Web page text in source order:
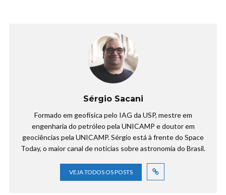
Sérgio Sacani
Formado em geofísica pelo IAG da USP, mestre em
engenharia do petróleo pela UNICAMP e doutor em
geociências pela UNICAMP. Sérgio está à frente do Space
Today, o maior canal de notícias sobre astronomia do Brasil.
VEJA TODOS OS POSTS